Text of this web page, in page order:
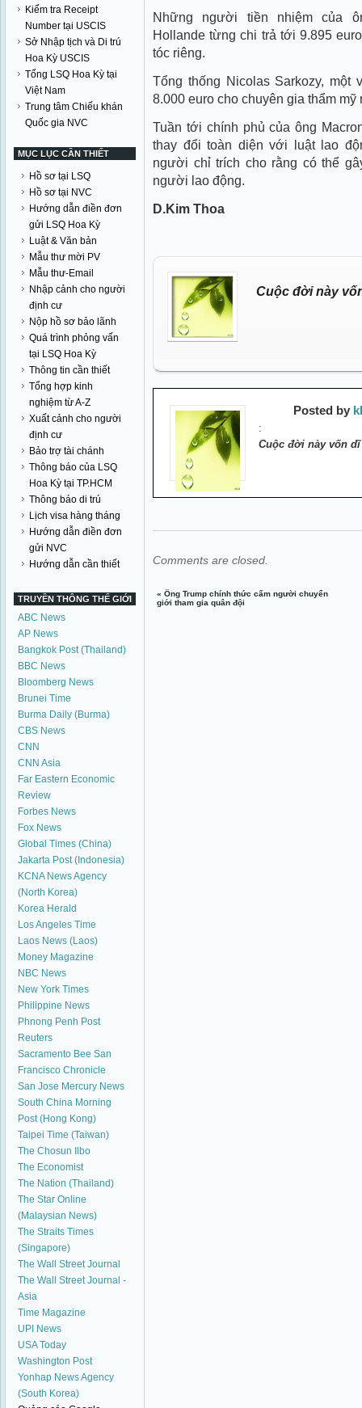
Kiểm tra Receipt
Number tại USCIS
Sở Nhập tịch và Di trú
Hoa Kỳ USCIS
Tổng LSQ Hoa Kỳ tại
Việt Nam
Trung tâm Chiếu khán
Quốc gia NVC
MỤC LỤC CẦN THIẾT
Hồ sơ tại LSQ
Hồ sơ tại NVC
Hướng dẫn điền đơn
gửi LSQ Hoa Kỳ
Luật & Văn bản
Mẫu thư mời PV
Mẫu thư-Email
Nhập cảnh cho người
định cư
Nộp hồ sơ bảo lãnh
Quá trình phỏng vấn
tại LSQ Hoa Kỳ
Thông tin cần thiết
Tổng hợp kinh
nghiệm từ A-Z
Xuất cảnh cho người
định cư
Bảo trợ tài chánh
Thông báo của LSQ
Hoa Kỳ tại TP.HCM
Thông báo di trú
Lịch visa hàng tháng
Hướng dẫn điền đơn
gửi NVC
Hướng dẫn cần thiết
TRUYỀN THÔNG THẾ GIỚI
ABC News
AP News
Bangkok Post (Thailand)
BBC News
Bloomberg News
Brunei Time
Burma Daily (Burma)
CBS News
CNN
CNN Asia
Far Eastern Economic
Review
Forbes News
Fox News
Global Times (China)
Jakarta Post (Indonesia)
KCNA News Agency
(North Korea)
Korea Herald
Los Angeles Time
Laos News (Laos)
Money Magazine
NBC News
New York Times
Philippine News
Phnong Penh Post
Reuters
Sacramento Bee San
Francisco Chronicle
San Jose Mercury News
South China Morning
Post (Hong Kong)
Taipei Time (Taiwan)
The Chosun Ilbo
The Economist
The Nation (Thailand)
The Star Online
(Malaysian News)
The Straits Times
(Singapore)
The Wall Street Journal
The Wall Street Journal -
Asia
Time Magazine
UPI News
USA Today
Washington Post
Yonhap News Agency
(South Korea)
Những người tiền nhiệm của
Hollande từng chi trả tới 9.895
tóc riêng.
Tổng thống Nicolas Sarkozy,
8.000 euro cho chuyên gia thẩm mỹ
Tuần tới chính phủ của ông
thay đổi toàn diện với luật lao
người chỉ trích cho rằng có thể
người lao động.
D.Kim Thoa
Cuộc đời này
Posted by
:
Cuộc đời này vốn
Comments are closed.
«Ông Trump chính thức cấm người chuyển
giới tham gia quân đội